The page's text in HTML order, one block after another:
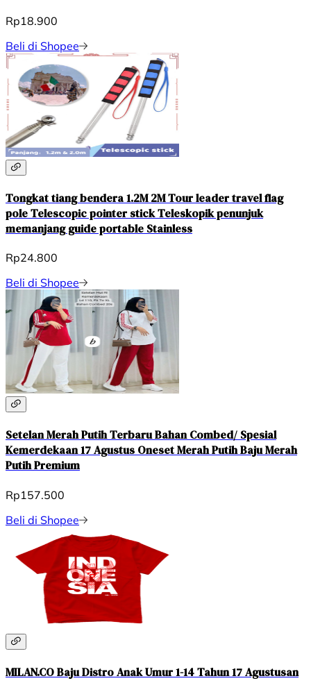
Rp18.900
Beli di Shopee
Tongkat tiang bendera 1.2M 2M Tour leader travel flag
pole Telescopic pointer stick Teleskopik penunjuk
memanjang guide portable Stainless
Rp24.800
Beli di Shopee
Setelan Merah Putih Terbaru Bahan Combed/ Spesial
Kemerdekaan 17 Agustus Oneset Merah Putih Baju Merah
Putih Premium
Rp157.500
Beli di Shopee
MILAN.CO Baju Distro Anak Umur 1-14 Tahun 17 Agustusan